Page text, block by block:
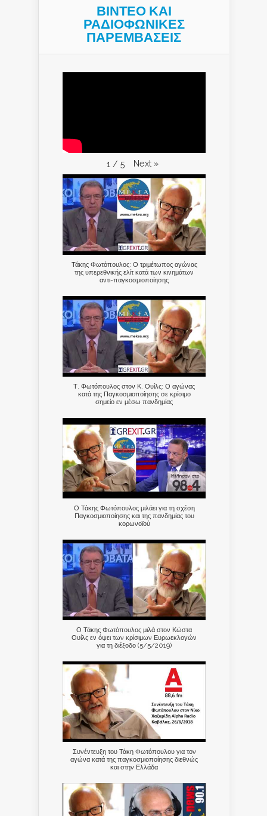
ΒΙΝΤΕΟ ΚΑΙ
ΡΑΔΙΟΦΩΝΙΚΕΣ
ΠΑΡΕΜΒΑΣΕΙΣ
1 / 5 Next »
Τάκης Φωτόπουλος: Ο τριμέτωπος αγώνας
της υπερεθνικής ελίτ κατά των κινημάτων
αντι-παγκοσμιοποίησης
Τ. Φωτόπουλος στον Κ. Ουίλς: Ο αγώνας
κατά της Παγκοσμιοποίησης σε κρίσιμο
σημείο εν μέσω πανδημίας
Ο Τάκης Φωτόπουλος μιλάει για τη σχέση
Παγκοσμιοποίησης και της πανδημίας του
κορωνοϊού
Ο Τάκης Φωτόπουλος μιλά στον Κώστα
Ουίλς εν όψει των κρίσιμων Ευρωεκλογών
για τη διέξοδο (5/5/2019)
Συνέντευξη του Τάκη Φωτόπουλου για τον
αγώνα κατά της παγκοσμιοποίησης διεθνώς
και στην Ελλάδα